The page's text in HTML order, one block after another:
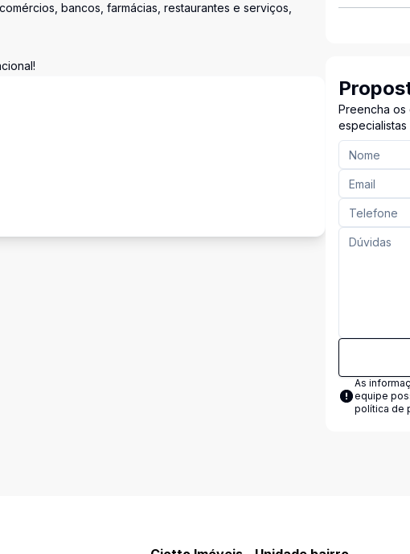
bancos, farmácias, restaurantes e serviços,
Preencha os
As
equipe
política de